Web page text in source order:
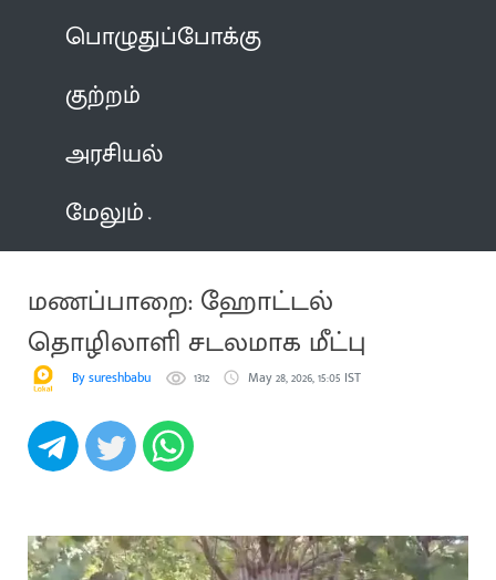
பொழுதுப்போக்கு
குற்றம்
அரசியல்
மேலும்
மணப்பாறை: ஹோட்டல்
தொழிலாளி சடலமாக மீட்பு
By sureshbabu 1312 May 28, 2026, 15:05 IST